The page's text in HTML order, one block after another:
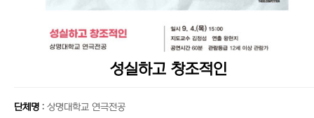
성실하고 창조적인
단체명 : 상명대학교 연극전공